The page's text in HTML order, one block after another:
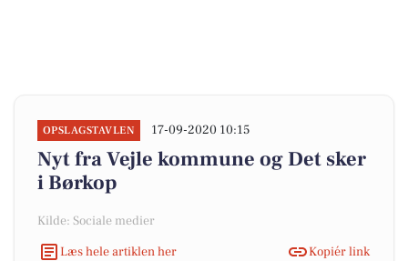
OPSLAGSTAVLEN 17-09-2020 10:15
Nyt fra Vejle kommune og Det sker
i Børkop
Kilde: Sociale medier
Læs hele artiklen her
Kopiér link